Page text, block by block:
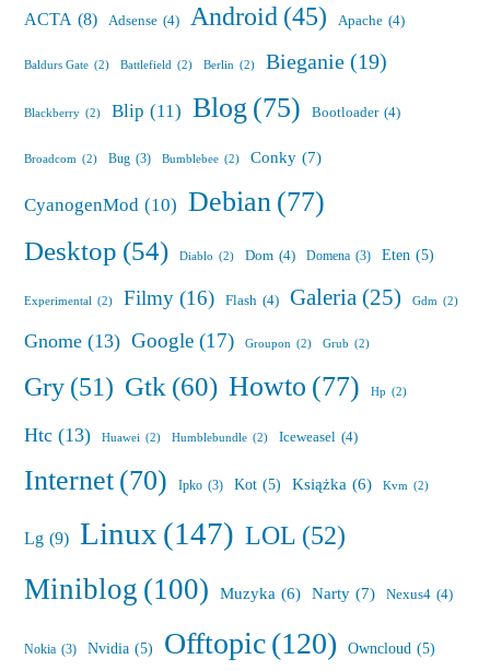
ACTA (8) Adsense (4) Android (45) Apache (4)
Baldurs Gate (2) Battlefield (2) Berlin (2) Bieganie (19)
Blackberry (2) Blip (11) Blog(75) Bootloader (4)
Broadcom (2) Bug (3) Bumblebee (2) Conky (7)
CyanogenMod (10) Debian(77)
Desktop (54) Diablo (2) Dom (4) Domena (3) Eten (5)
Experimental (2) Filmy (16) Flash (4) Galeria (25) Gdm (2)
Gnome (13) Google (17) Groupon (2) Grub (2)
Gry(51) Gtk(60) Howto (77) Hp (2)
Htc (13) Huawei (2) Humblebundle (2) Iceweasel (4)
Internet(70) Ipko (3) Kot (5) Książka (6) Kvm (2)
Lg (9) Linux(147) LOL (52)
Miniblog (100) Muzyka (6) Narty (7) Nexus4 (4)
Nokia (3) Nvidia (5) Offtopic(120) Owncloud (5)